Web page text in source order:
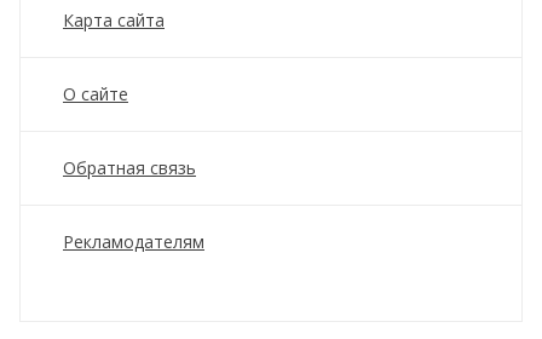
Карта сайта
О сайте
Обратная связь
Рекламодателям